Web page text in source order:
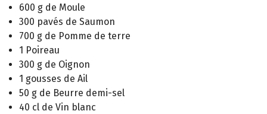
600 g de Moule
300 pavés de Saumon
700 g de Pomme de terre
1 Poireau
300 g de Oignon
1 gousses de Ail
50 g de Beurre demi-sel
40 cl de Vin blanc